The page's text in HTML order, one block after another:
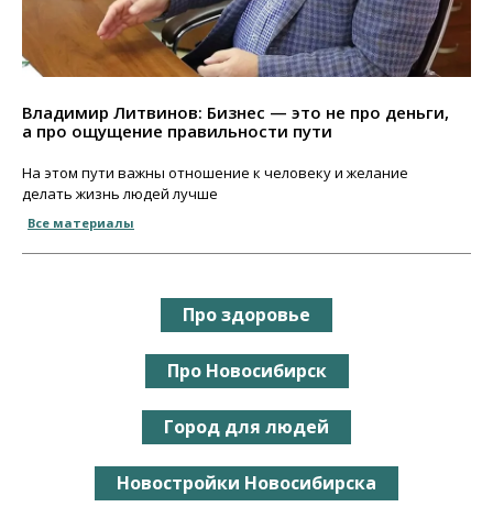
Владимир Литвинов: Бизнес — это не про деньги,
а про ощущение правильности пути
На этом пути важны отношение к человеку и желание
делать жизнь людей лучше
Все материалы
Про здоровье
Про Новосибирск
Город для людей
Новостройки Новосибирска